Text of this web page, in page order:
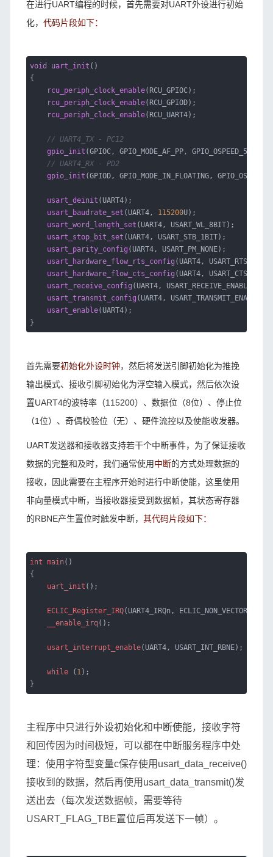
在进行UART编程的时候，首先需要对UART外设进行初始
化， 代码片段如下：
void uart_init ()
{
rcu_periph_clock_enable(RCU_GPIOC);
rcu_periph_clock_enable(RCU_GPIOD);
rcu_periph_clock_enable(RCU_UART4);
// UART4_TX - PC12
gpio_init (GPIOC, GPIO_MODE_AF_PP,
// UART4_RX - PD2
gpio_init (GPIOD, GPIO_MODE_IN_FLOATING,
usart_deinit (UART4);
usart_baudrate_set (UART4, 115200U);
usart_word_length_set (UART4, USART_WL_8BIT);
usart_stop_bit_set (UART4, USART_STB_1BIT);
usart_parity_config (UART4, USART_PM_NONE);
usart_hardware_flow_rts_config (UART4,
usart_hardware_flow_cts_config (UART4,
usart_receive_config (UART4, USART_RECEIVE_ENABLE);
usart_transmit_config (UART4, USART_TRANSMIT_ENABLE);
usart_enable(UART4);
}
首先需要初始化外设时钟，然后将发送引脚初始化为推挽
输出模式、接收引脚初始化为浮空输入模式，然后依次设
置UART4的波特率（115200）、数据位（8位）、停止位
（1位）、奇偶校验位（无）、硬件流控以及使能收发器。
UART发送器和接收器支持若干个中断事件，为了保证接收
数据的完整和及时，我们通常使用中断的方式处理数据的
接收，因此需要在主程序开始时进行中断使能，这里使用
非向量模式中断，当接收器接受到数据帧，其状态寄存器
的RBNE产生置位时触发中断， 其代码片段如下：
int main()
{
uart_init ();
ECLIC_Register_IRQ(UART4_IRQn,
__enable_irq();
usart_interrupt_enable(UART4, USART_INT_RBNE);
while( 1);
}
主程序中只进行外设初始化和中断使能，接收字符
和回传因为时间极短，可以都在中断服务程序中处
理：使用字符型变量c保存使用usart_data_receive()
接收到的数据，然后再使用usart_data_transmit()发
送出去（每次发送数据帧，需要等待
USART_FLAG_TBE置位后再发送下一帧）。